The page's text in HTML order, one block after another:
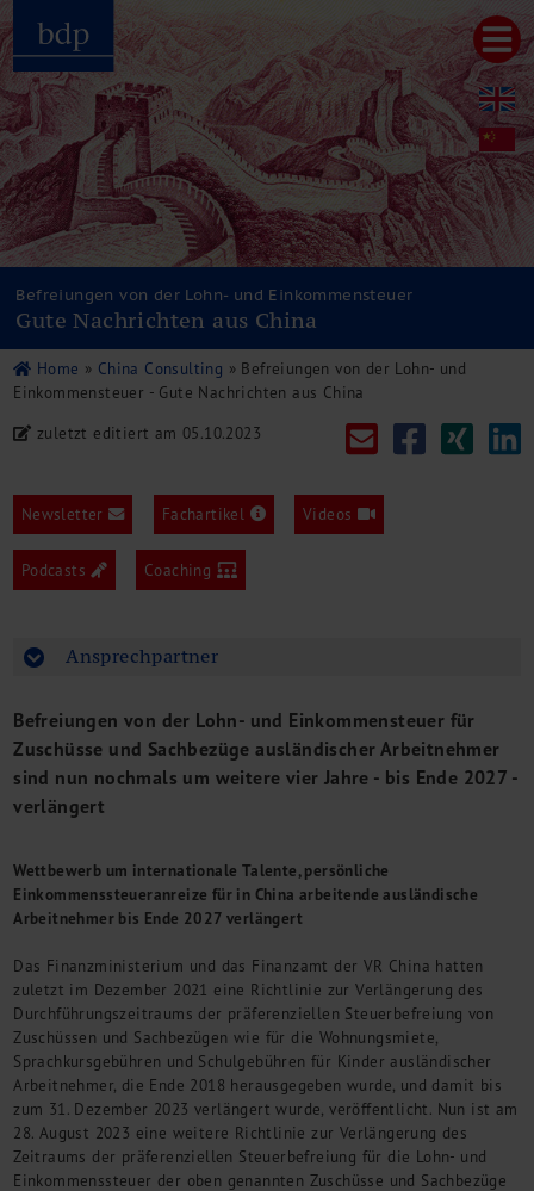
Hauptmenu
Home
bdp aktuell
Über uns
Unternehmenswerte
Referenzen
Pressespiegel
Publikationen
Newsletter
Videos
Leistungen
Rechtsberatung
Unternehmensfinanzierung
Restrukturierung
M&A + Unternehmensnachfolge
Management Consulting
China Consulting
Unternehmensgründung
Wirtschaftsprüfung
Steuerberatung
Rechtsberatung
M&A Deutschland/China
Industrielle Dienstleistungen
Inbound Investments
Team
Events
Karriere
Kontakt
Befreiungen von der Lohn- und Einkommensteuer
Gute Nachrichten aus China
Home » China Consulting » Befreiungen von der Lohn- und
Einkommensteuer - Gute Nachrichten aus China
zuletzt editiert am 05.10.2023
Newsletter Fachartikel Videos
Podcasts Coaching
Ansprechpartner
Befreiungen von der Lohn- und Einkommensteuer für
Zuschüsse und Sachbezüge ausländischer Arbeitnehmer
sind nun nochmals um weitere vier Jahre - bis Ende 2027 -
verlängert
Wettbewerb um internationale Talente, persönliche
Einkommenssteueranreize für in China arbeitende ausländische
Arbeitnehmer bis Ende 2027 verlängert
Das Finanzministerium und das Finanzamt der VR China hatten
zuletzt im Dezember 2021 eine Richtlinie zur Verlängerung des
Durchführungszeitraums der präferenziellen Steuerbefreiung von
Zuschüssen und Sachbezügen wie für die Wohnungsmiete,
Sprachkursgebühren und Schulgebühren für Kinder ausländischer
Arbeitnehmer, die Ende 2018 herausgegeben wurde, und damit bis
zum 31. Dezember 2023 verlängert wurde, veröffentlicht. Nun ist am
28. August 2023 eine weitere Richtlinie zur Verlängerung des
Zeitraums der präferenziellen Steuerbefreiung für die Lohn- und
Einkommenssteuer der oben genannten Zuschüsse und Sachbezüge